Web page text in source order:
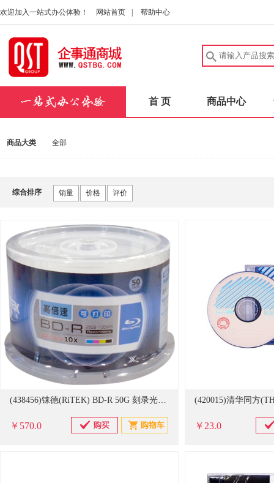
欢迎加入一站式办公体验！ 网站首页 帮助中心
首 页 商品中心
商品大类 全部
综合排序 销量 价格 评价
(438456)铼德(RiTEK) BD-R 50G 刻录光盘(单位：桶)
￥570.0 ￥23.0